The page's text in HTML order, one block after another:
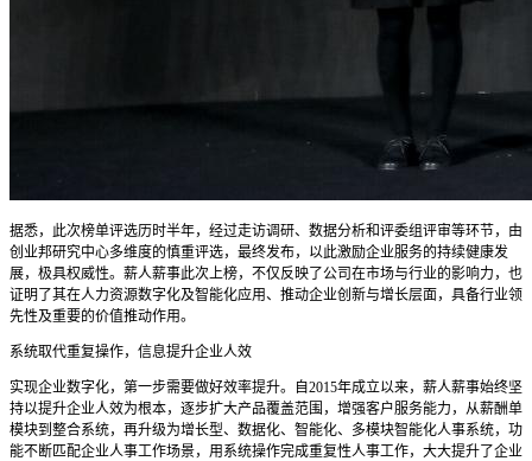
据悉，此次榜单评选历时半年，经过走访调研、数据分析和评委组评审等环节，由
创业邦研究中心多维度的慎重评选，最终发布，以此激励企业服务的持续健康发
展，极具权威性。薪人薪事此次上榜，不仅反映了公司在市场与行业的影响力，也
证明了其在人力资源数字化及智能化应用、推动企业创新与增长层面，具备行业领
先性及重要的价值推动作用。
系统取代重复操作，信息提升企业人效
实现企业数字化，第一步需要做好效率提升。自2015年成立以来，薪人薪事始终坚
持以提升企业人效为根本，逐步扩大产品覆盖范围，增强客户服务能力，从薪酬单
模块到整合系统，再升级为增长型、数据化、智能化、多模块智能化人事系统，功
能不断匹配企业人事工作场景，用系统操作完成重复性人事工作，大大提升了企业